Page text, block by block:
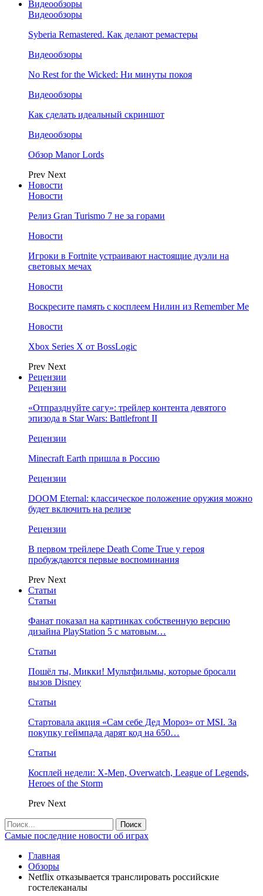
Видеообзоры
Видеообзоры
Syberia Remastered. Как делают ремастеры
Видеообзоры
No Rest for the Wicked: Ни минуты покоя
Видеообзоры
Как сделать идеальный скриншот
Видеообзоры
Обзор Manor Lords
Prev Next
Новости
Новости
Релиз Gran Turismo 7 не за горами
Новости
Игроки в Fortnite устраивают настоящие дуэли на
световых мечах
Новости
Воскресите память с косплеем Нилин из Remember Me
Новости
Xbox Series X от BossLogic
Prev Next
Рецензии
Рецензии
«Отпразднуйте сагу»: трейлер контента девятого
эпизода в Star Wars: Battlefront II
Рецензии
Minecraft Earth пришла в Россию
Рецензии
DOOM Eternal: классическое положение оружия можно
будет включить на релизе
Рецензии
В первом трейлере Death Come True у героя
пробуждаются первые воспоминания
Prev Next
Статьи
Статьи
Фанат показал на картинках собственную версию
дизайна PlayStation 5 с матовым…
Статьи
Пошёл ты, Микки! Мультфильмы, которые бросали
вызов Disney
Статьи
Стартовала акция «Сам себе Дед Мороз» от MSI. За
покупку геймпада дарят код на 650…
Статьи
Косплей недели: X-Men, Overwatch, League of Legends,
Heroes of the Storm
Prev Next
Самые последние новости об играх
Главная
Обзоры
Netflix отказывается транслировать российские
гостелеканалы